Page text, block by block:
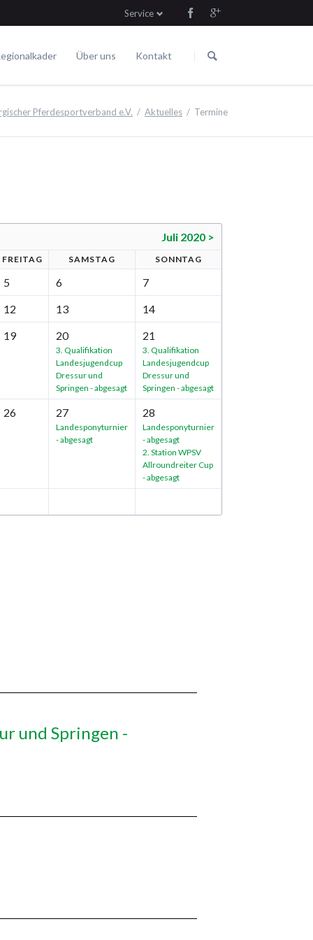
Service
überspringen
Über uns Kontakt
Pferdesportverband e.V. Aktuelles Termine
Juli 2020 >
FR EITAG SA MSTAG SONNTAG
5 6
7
12 13
14
19 20
3. Qualifikation
Landesjugendcup
Dressur und
Springen - abgesagt
21
3. Qualifikation
Landesjugendcup
Dressur und
Springen - abgesagt
26 27
Landesponyturnier
- abgesagt
28
Landesponyturnier
- abgesagt
2. Station WPSV
Allroundreiter Cup
- abgesagt
und Springen -